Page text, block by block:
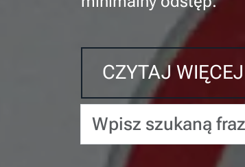
CZYTAJ WIĘCEJ
Wpisz szukaną frazę...